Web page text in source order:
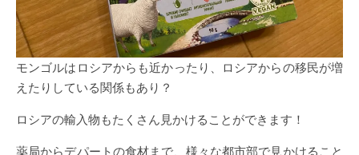
モンゴルはロシアからも近かったり、ロシアからの移民が増
えたりしている関係もあり？
ロシアの輸入物もたくさん見かけることができます！
薬局からデパートの食材まで、様々な都市部で見かけること